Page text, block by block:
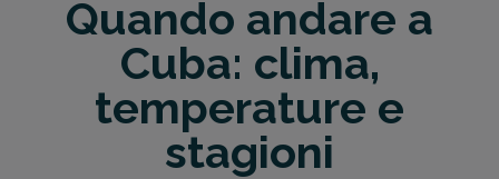
Quando andare a
Cuba: clima,
temperature e
stagioni